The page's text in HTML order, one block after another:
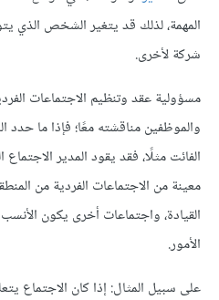
المهمة، لذلك قد يتغير الشخص الذي
شركة لأخرى.
مسؤولية عقد وتنظيم الاجتماعات
والموظفين مناقشته معًا؛ فإذا ما
الفائت مثلًا، فقد يقود المدير
معينة من الاجتماعات الفردية من
القيادة، واجتماعات أخرى يكون
الأمور.
على سبيل المثال: إذا كان الاجتماع